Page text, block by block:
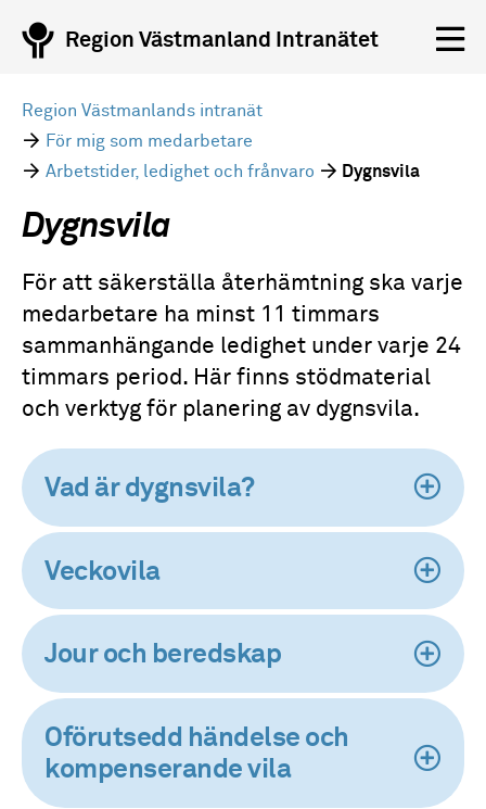
Region Västmanland Intranätet
Region Västmanlands intranät
För mig som medarbetare
Arbetstider, ledighet och frånvaro
Dygnsvila
Dygnsvila
För att säkerställa återhämtning ska varje
medarbetare ha minst 11 timmars
sammanhängande ledighet under varje 24
timmars period. Här finns stödmaterial
och verktyg för planering av dygnsvila.
Vad är dygnsvila?
Veckovila
Jour och beredskap
Oförutsedd händelse och
kompenserande vila